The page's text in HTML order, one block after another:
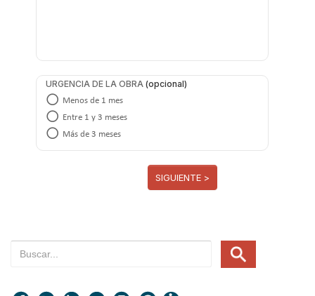
URGENCIA DE LA OBRA
Menos de 1 mes
Entre 1 y 3 meses
Más de 3 meses
SIGUIENTE >